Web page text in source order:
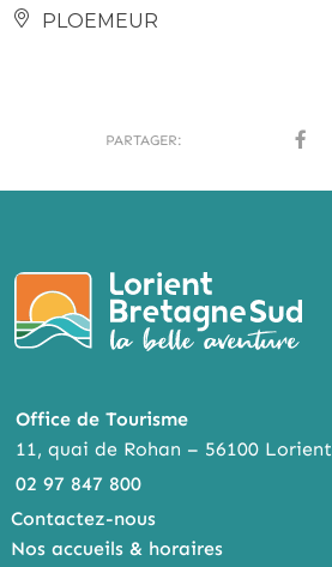
PLOEMEUR
PARTAGER:
BOO
Office de Tourisme
11, quai de Rohan – 56100 Lorient
02 97 847 800
Contactez-nous
Nos accueils & horaires